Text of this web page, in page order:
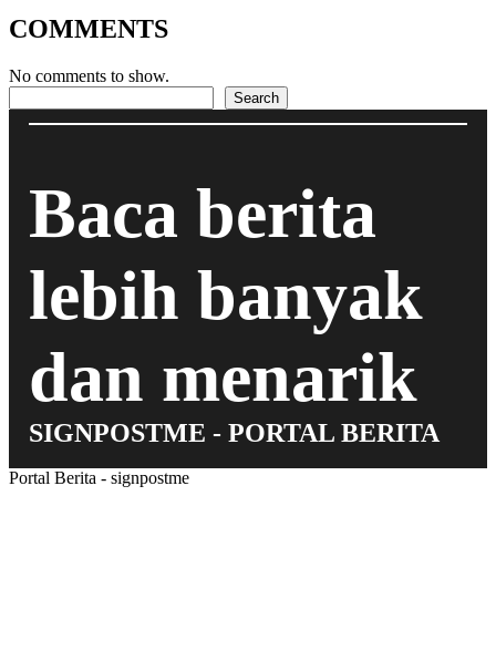
COMMENTS
No comments to show.
Search
Baca berita
lebih banyak
dan menarik
SIGNPOSTME - PORTAL BERITA
Portal Berita - signpostme